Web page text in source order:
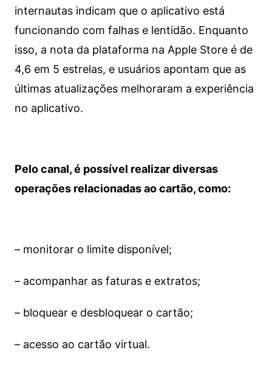
internautas indicam que o aplicativo está
funcionando com falhas e lentidão. Enquanto
isso, a nota da plataforma na Apple Store é de
4,6 em 5 estrelas, e usuários apontam que as
últimas atualizações melhoraram a experiência
no aplicativo.
Pelo canal, é possível realizar diversas
operações relacionadas ao cartão, como:
– monitorar o limite disponível;
– acompanhar as faturas e extratos;
– bloquear e desbloquear o cartão;
– acesso ao cartão virtual.